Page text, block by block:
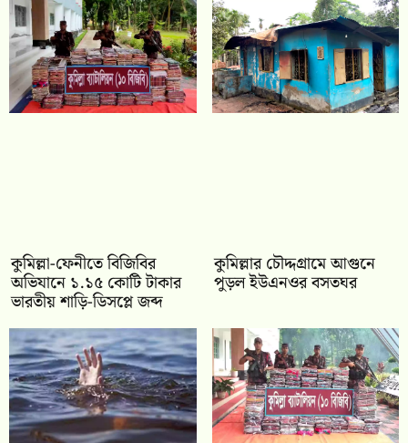
কুমিল্লা-ফেনীতে বিজিবির
অভিযানে ১.১৫ কোটি টাকার
ভারতীয় শাড়ি-ডিসপ্লে জব্দ
কুমিল্লার চৌদ্দগ্রামে আগুনে
পুড়ল ইউএনওর বসতঘর